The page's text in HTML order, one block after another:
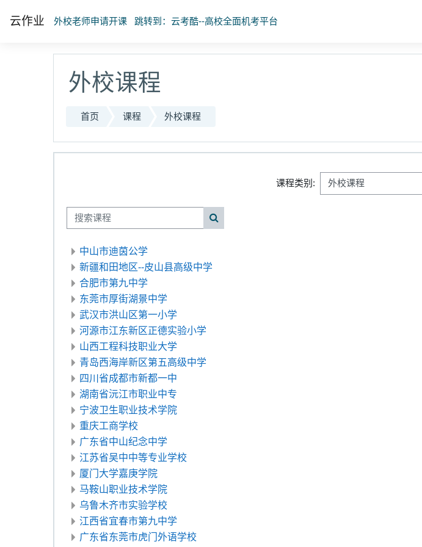
云作业 外校老师申请开课 跳转到：云考酷--高校全面机考平台
外校课程
首页 课程 外校课程
课程类别:
搜索课程
搜索课程
中山市迪茵公学
新疆和田地区--皮山县高级中学
合肥市第九中学
东莞市厚街湖景中学
武汉市洪山区第一小学
河源市江东新区正德实验小学
山西工程科技职业大学
青岛西海岸新区第五高级中学
四川省成都市新都一中
湖南省沅江市职业中专
宁波卫生职业技术学院
重庆工商学校
广东省中山纪念中学
江苏省吴中中等专业学校
厦门大学嘉庚学院
马鞍山职业技术学院
乌鲁木齐市实验学校
江西省宜春市第九中学
广东省东莞市虎门外语学校